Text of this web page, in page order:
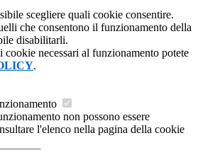
scegliere quali cookie consentire.
che consentono il funzionamento della
disabilitarli.
cookie necessari al funzionamento potete
.
non possono essere
l'elenco nella pagina della cookie